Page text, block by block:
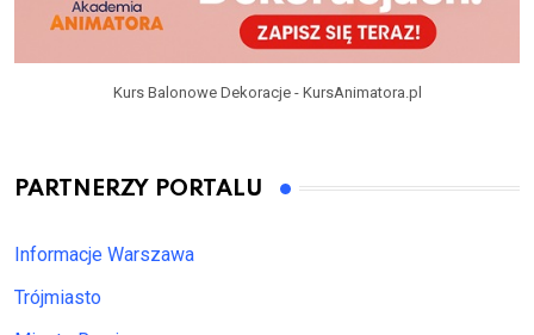
Kurs Balonowe Dekoracje - KursAnimatora.pl
PARTNERZY PORTALU
Informacje Warszawa
Trójmiasto